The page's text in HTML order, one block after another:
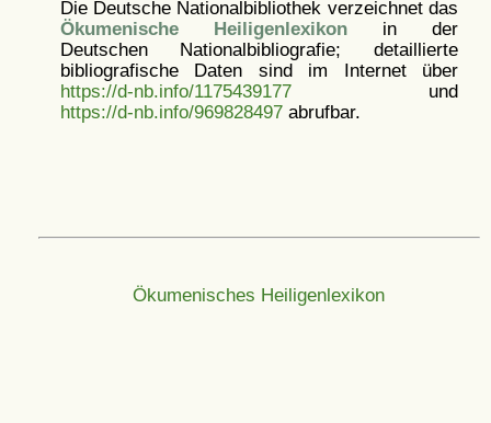
Die Deutsche Nationalbibliothek verzeichnet das
Ökumenische Heiligenlexikonin der
Deutschen Nationalbibliografie; detaillierte
bibliografische Daten sind im Internet über
https://d-nb.info/1175439177und
https://d-nb.info/969828497abrufbar.
Ökumenisches Heiligenlexikon